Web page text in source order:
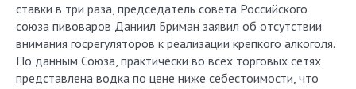
ставки в три раза, председатель совета Российского
союза пивоваров Даниил Бриман заявил об отсутствии
внимания госрегуляторов к реализации крепкого алкоголя.
По данным Союза, практически во всех торговых сетях
представлена водка по цене ниже себестоимости, что